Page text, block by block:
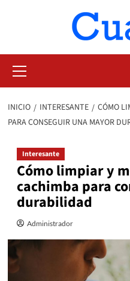
primario
INICIO INTERESANTE
CÓMO
PARA CONSEGUIR UNA MAYOR
Interesante
Cómo limpiar y
cachimba para
durabilidad
Administrador